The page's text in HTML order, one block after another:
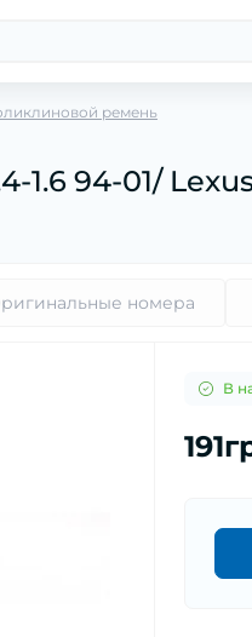
ремень
94-01/ Lexus
номера
В